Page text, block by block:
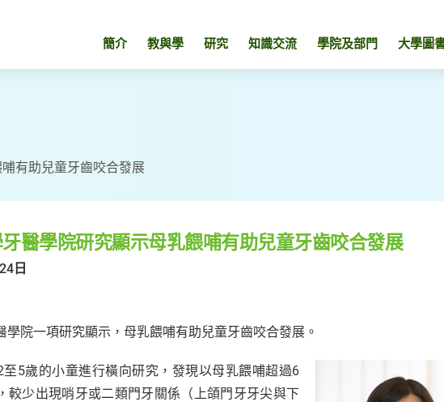
簡介 教與學 研究 知識交流 學院及部門 大學圖
有助兒童牙齒咬合發展
醫學院研究顯示母乳餵哺有助兒童牙齒咬合發展
日
學院一項研究顯示，母乳餵哺有助兒童牙齒咬合發展。
至5歲的小童進行橫向研究，發現以母乳餵哺超過6
較少出現哨牙或二類門牙關係（上頜門牙牙尖與下